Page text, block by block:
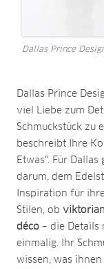
Dallas Prince
Dallas Prince
viel Liebe zum
Schmuckstück zu
beschreibt Ihre
Etwas“. Für
darum, dem
Inspiration für
Stilen, ob
déco – die Details
einmalig. Ihr
wissen, was